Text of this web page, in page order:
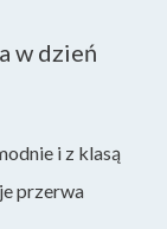
w dzień
i z klasą
przerwa